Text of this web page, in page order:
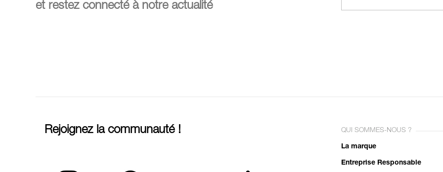
et restez connecté à notre actualité
Rejoignez la communauté ! QUI SOMMES-NOUS ?
La marque
Entreprise Responsable